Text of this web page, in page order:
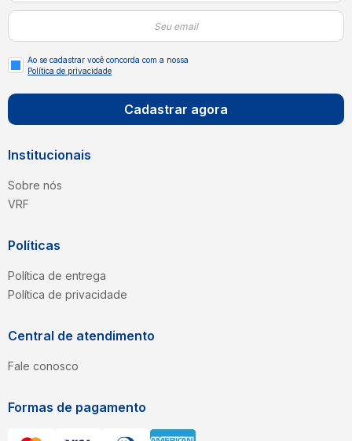
Ao se cadastrar você concorda com a nossa
Política de privacidade
Cadastrar agora
Institucionais
Sobre nós
VRF
Políticas
Política de entrega
Política de privacidade
Central de atendimento
Fale conosco
Formas de pagamento